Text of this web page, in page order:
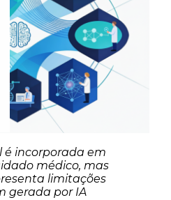
incorporada em
médico, mas
limitações
gerada por IA